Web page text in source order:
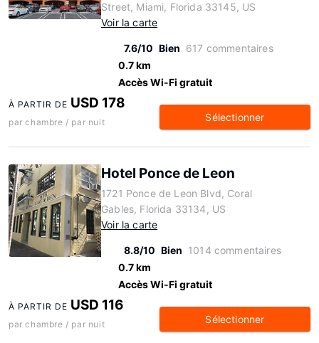
Street, Miami, Florida 33145, US
Voir la carte
7.6/10 Bien 617 commentaires
0.7 km
Accès Wi-Fi gratuit
À PARTIR DE USD 178
par chambre / par nuit Sélectionner
Hotel Ponce de Leon
1721 Ponce de Leon Blvd, Coral
Gables, Florida 33134, US
Voir la carte
8.8/10 Bien 1014 commentaires
0.7 km
Accès Wi-Fi gratuit
À PARTIR DE USD 116
par chambre / par nuit Sélectionner